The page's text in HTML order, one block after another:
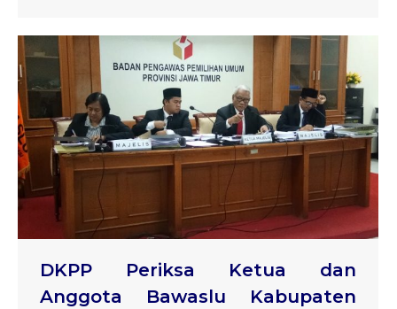
DKPP Periksa Ketua dan
Anggota Bawaslu Kabupaten